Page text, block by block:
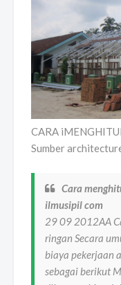
CARA
Sumber
Cara
ilmusipil com
29 09 2012AA
ringan Secara
biaya pekerjaan
sebagai berikut